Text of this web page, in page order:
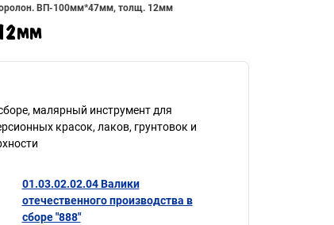
ВП-100мм*47мм, толщ. 12мм
малярный инструмент для
красок, лаков, грунтовок и
01.03.02.02.04 Валики
отечественного производства в
сборе "888"